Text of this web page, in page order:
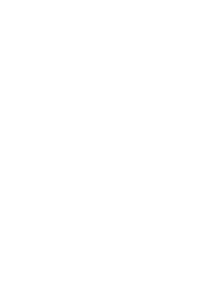
りに追加
りに追加